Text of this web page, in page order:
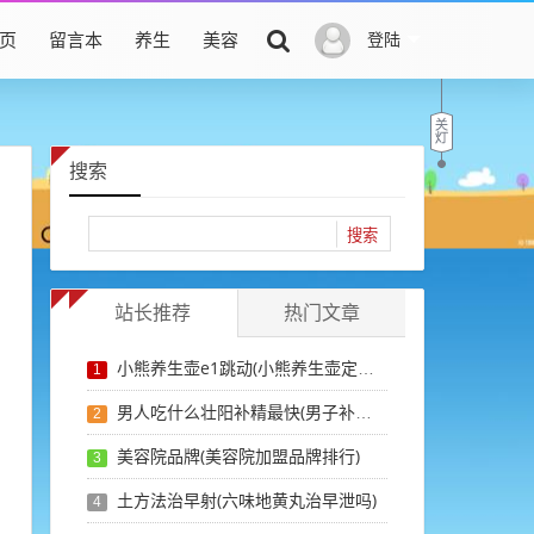
登陆
留言本 养生 美容
搜索
站长推荐 热门文章
1 小熊养生壶e1跳动(小熊养生壶定时和预约)
2 男人吃什么壮阳补精最快(男子补精壮阳吃什么好)
3 美容院品牌(美容院加盟品牌排行)
4
土方法治早射(六味地黄丸治早泄吗)